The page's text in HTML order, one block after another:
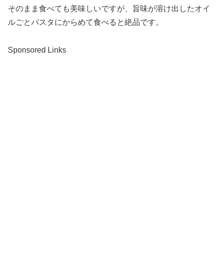
そのまま食べても美味しいですが、旨味が溶け出したオイ
ルごとパスタにからめて食べると絶品です。
Sponsored Links